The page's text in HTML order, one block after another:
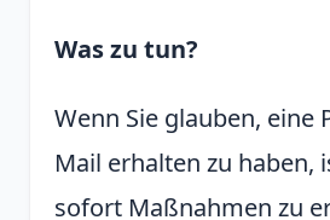
Was zu tun?
Wenn Sie glauben, eine
Mail erhalten zu haben,
sofort Maßnahmen zu